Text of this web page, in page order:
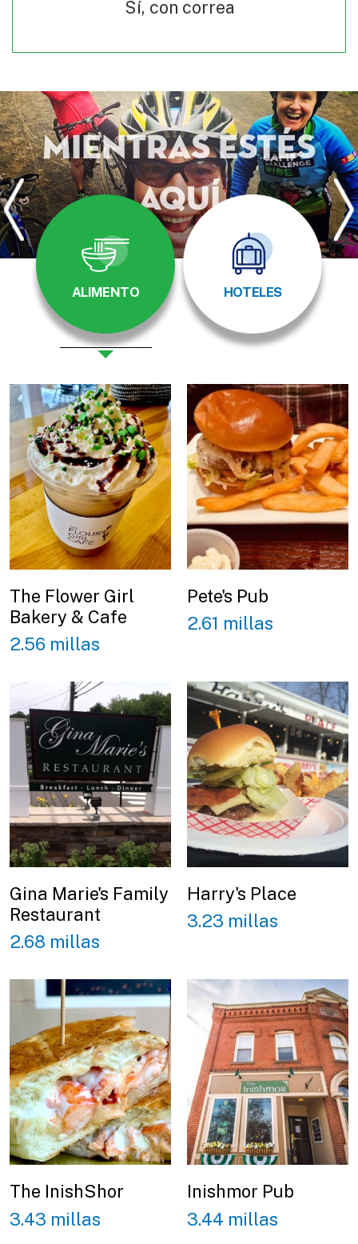
Sí, con correa
Mientras estés
aquí
ALIMENTO HOTELES
The Flower Girl
Bakery & Cafe
2.56 millas
Pete's Pub
2.61 millas
Gina Marie's Family
Restaurant
2.68 millas
Harry's Place
3.23 millas
The InishShor
3.43 millas
Inishmor Pub
3.44 millas